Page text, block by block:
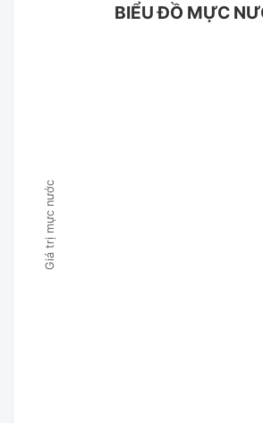
Giá trị mực nước
BIỂU ĐỒ MỰC